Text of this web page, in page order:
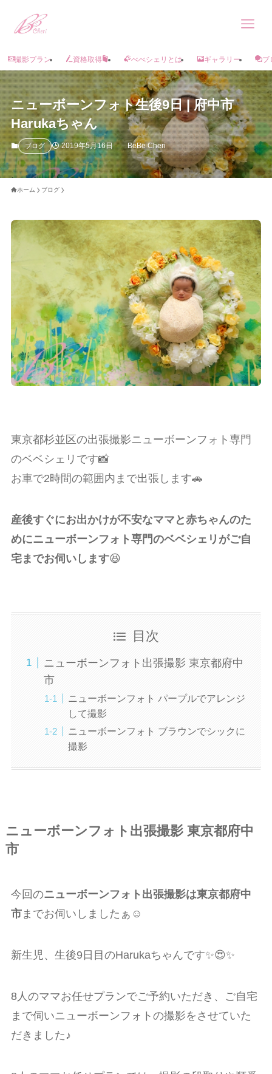
撮影プラン 資格取得 べべシェリとは ギャラリー ブ
ニューボーンフォト生後9日 | 府中市
Harukaちゃん
ブログ 2019年5月16日 BeBe Cheri
ホーム ブログ
東京都杉並区の出張撮影ニューボーンフォト専門
のベベシェリです📸
お車で2時間の範囲内まで出張します🚗
産後すぐにお出かけが不安なママと赤ちゃんのた
めにニューボーンフォト専門のベベシェリがご自
宅までお伺いします😆
目次
ニューボーンフォト出張撮影 東京都府中
市
ニューボーンフォト パープルでアレンジ
して撮影
ニューボーンフォト ブラウンでシックに
撮影
ニューボーンフォト出張撮影 東京都府中
市
今回のニューボーンフォト出張撮影は東京都府中
市までお伺いしましたぁ☺️
新生児、生後9日目のHarukaちゃんです✨😍✨
8人のママお任せプランでご予約いただき、ご自宅
まで伺いニューボーンフォトの撮影をさせていた
だきました♪